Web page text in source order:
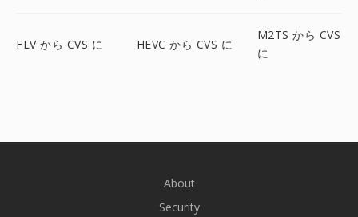
FLV から CVS に HEVC から CVS に
M2TS から CVS
に
About
Security